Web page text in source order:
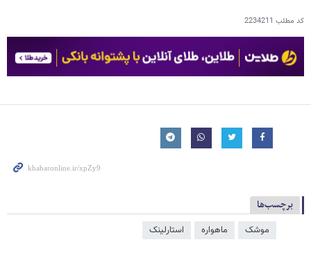
کد مطلب 2234211
برچسب‌ها
موشک ماهواره استارلینک